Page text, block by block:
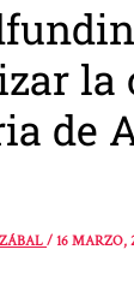
la
de
/16 MARZO,